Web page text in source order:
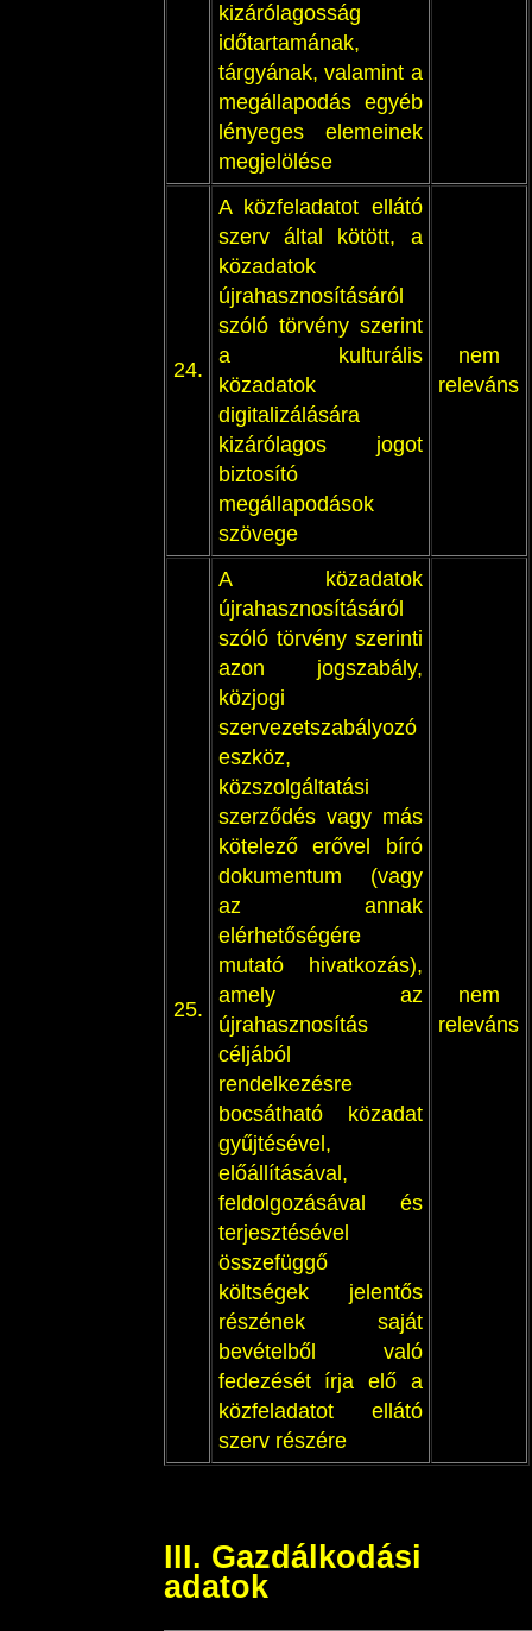
kizárólagosság
időtartamának,
tárgyának, valamint a
megállapodás egyéb
lényeges elemeinek
megjelölése
24.
A közfeladatot ellátó
szerv által kötött, a
közadatok
újrahasznosításáról
szóló törvény szerint
a kulturális
közadatok
digitalizálására
kizárólagos jogot
biztosító
megállapodások
szövege
nem
releváns
25.
A közadatok
újrahasznosításáról
szóló törvény szerinti
azon jogszabály,
közjogi
szervezetszabályozó
eszköz,
közszolgáltatási
szerződés vagy más
kötelező erővel bíró
dokumentum (vagy
az annak
elérhetőségére
mutató hivatkozás),
amely az
újrahasznosítás
céljából
rendelkezésre
bocsátható közadat
gyűjtésével,
előállításával,
feldolgozásával és
terjesztésével
összefüggő
költségek jelentős
részének saját
bevételből való
fedezését írja elő a
közfeladatot ellátó
szerv részére
nem
releváns
III. Gazdálkodási
adatok